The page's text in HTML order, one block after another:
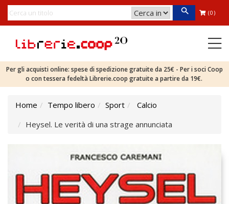
(0)
Per gli acquisti online: spese di spedizione gratuite da 25€ - Per i soci Coop
o con tessera fedeltà Librerie.coop gratuite a partire da 19€.
Home Tempo libero Sport
Calcio
Heysel. Le verità di una strage annunciata